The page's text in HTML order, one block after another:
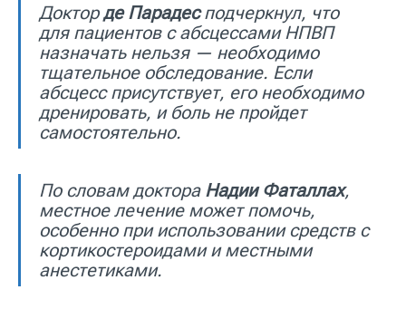
Докторде Парадесподчеркнул, что
для пациентов с абсцессами НПВП
назначать нельзя — необходимо
тщательное обследование. Если
абсцесс присутствует, его необходимо
дренировать, и боль не пройдет
самостоятельно.
По словам доктора Надии Фаталлах,
местное лечение может помочь,
особенно при использовании средств с
кортикостероидами и местными
анестетиками.